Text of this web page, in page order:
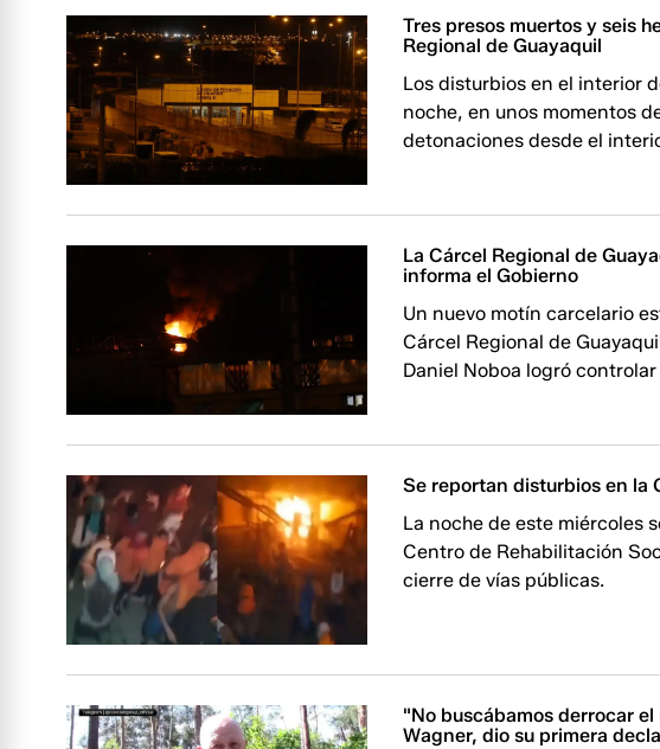
Tres presos muertos y seis
Regional de Guayaquil
Los disturbios en el interior
noche, en unos momentos
detonaciones desde el
La Cárcel Regional de
informa el Gobierno
Un nuevo motín carcelario
Cárcel Regional de
Daniel Noboa logró
Se reportan disturbios en la
La noche de este miércoles
Centro de Rehabilitación
cierre de vías públicas.
"No buscábamos derrocar
Wagner, dio su primera